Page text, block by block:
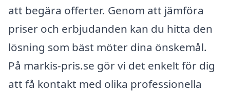
att begära offerter. Genom att jämföra
priser och erbjudanden kan du hitta den
lösning som bäst möter dina önskemål.
På markis-pris.se gör vi det enkelt för dig
att få kontakt med olika professionella